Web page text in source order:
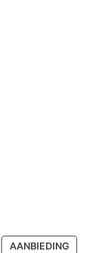
AANBIEDING